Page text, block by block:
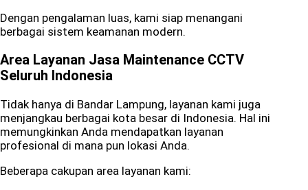
Dengan pengalaman luas, kami siap menangani
berbagai sistem keamanan modern.
Area Layanan Jasa Maintenance CCTV
Seluruh Indonesia
Tidak hanya di Bandar Lampung, layanan kami juga
menjangkau berbagai kota besar di Indonesia. Hal ini
memungkinkan Anda mendapatkan layanan
profesional di mana pun lokasi Anda.
Beberapa cakupan area layanan kami: